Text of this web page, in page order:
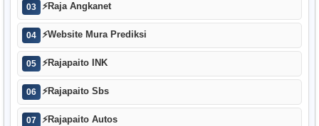
03 ⚡Raja Angkanet
04 ⚡Website Mura Prediksi
05 ⚡Rajapaito INK
06 ⚡Rajapaito Sbs
07 ⚡Rajapaito Autos